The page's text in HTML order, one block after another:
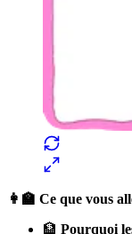
👩‍🏫 Ce que vous
🏦 Pourquoi